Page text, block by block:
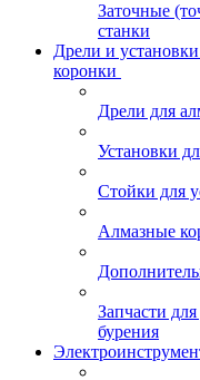
Заточные
станки
Дрели и
коронки
Дрели для
Установки
Стойки для
Алмазные
Запчасти
бурения